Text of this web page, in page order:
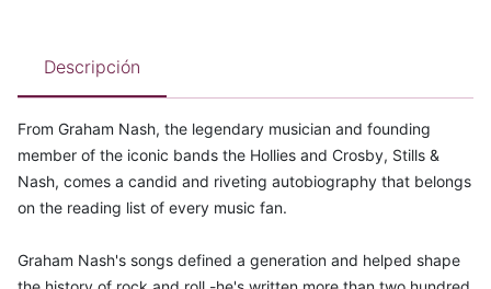
Descripción
From Graham Nash, the legendary musician and founding
member of the iconic bands the Hollies and Crosby, Stills &
Nash, comes a candid and riveting autobiography that belongs
on the reading list of every music fan.
Graham Nash's songs defined a generation and helped shape